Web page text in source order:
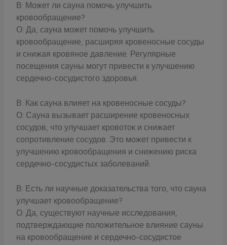
В: Может ли сауна помочь улучшить
кровообращение?
О: Да, сауна может помочь улучшить
кровообращение, расширяя кровеносные сосуды
и снижая кровяное давление. Регулярные
посещения сауны могут привести к улучшению
сердечно-сосудистого здоровья.
В: Как сауна влияет на кровеносные сосуды?
О: Сауна вызывает расширение кровеносных
сосудов, что улучшает кровоток и снижает
сопротивление сосудов. Это может привести к
улучшению кровообращения и снижению риска
сердечно-сосудистых заболеваний.
В: Есть ли научные доказательства того, что сауна
улучшает кровообращение?
О: Да, существуют научные исследования,
подтверждающие положительное влияние сауны
на кровообращение и сердечно-сосудистое